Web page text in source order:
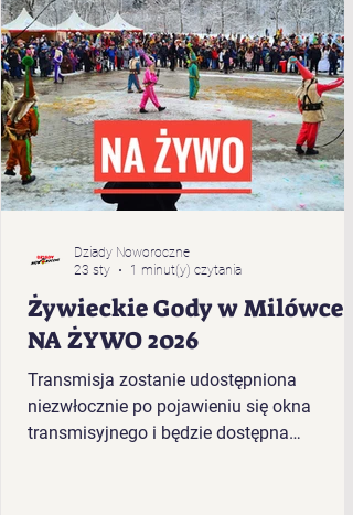
Żywieckie Gody w Milówce -
NA ŻYWO 2026
Transmisja zostanie udostępniona
niezwłocznie po pojawieniu się okna
transmisyjnego i będzie dostępna
Dziady Noworoczne
23 sty
1 minut(y) czytania